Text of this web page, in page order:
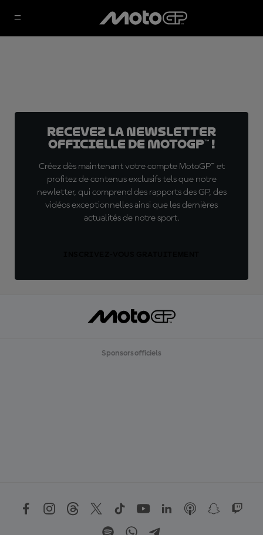
Recevez la Newsletter
officielle de MotoGP™ !
Créez dès maintenant votre compte MotoGP™ et
profitez de contenus exclusifs tels que notre
newletter, qui comprend des rapports des GP, des
vidéos exceptionnelles ainsi que les dernières
actualités de notre sport.
Sponsors officiels